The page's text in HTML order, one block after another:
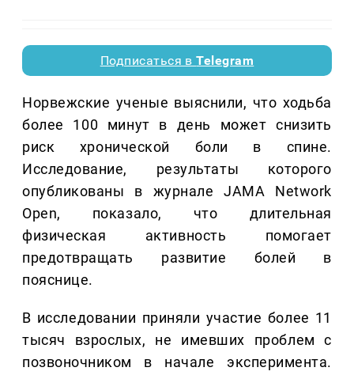
Подписаться вTelegram
Норвежские ученые выяснили, что ходьба
более 100 минут в день может снизить
риск хронической боли в спине.
Исследование, результаты которого
опубликованы в журнале JAMA Network
Open, показало, что длительная
физическая активность помогает
предотвращать развитие болей в
пояснице.
В исследовании приняли участие более 11
тысяч взрослых, не имевших проблем с
позвоночником в начале эксперимента.